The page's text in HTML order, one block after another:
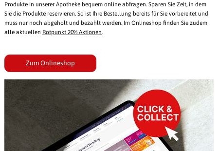
Produkte in unserer Apotheke bequem online abfragen. Sparen Sie Zeit, in dem
Sie die Produkte reservieren. So ist Ihre Bestellung bereits für Sie vorbereitet und
muss nur noch abgeholt und bezahlt werden. Im Onlineshop finden Sie zudem
alle aktuellen Rotpunkt 20% Aktionen.
Zum Onlineshop